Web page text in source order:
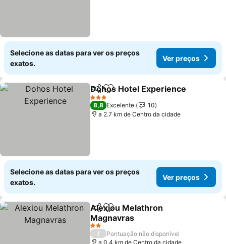
Selecione as datas para ver os preços
exatos.
Ver preços
PartilharAdicionar aos favoritos
Dohos Hotel Experience
3 Estrelas
8,8 Excelente
10
a 2.7 km de Centro da cidade
Selecione as datas para ver os preços
exatos.
Ver preços
PartilharAdicionar aos favoritos
Alexiou Melathron
Magnavras
2 Estrelas
/
Pontuação não disponível
a 0.4 km de Centro da cidade